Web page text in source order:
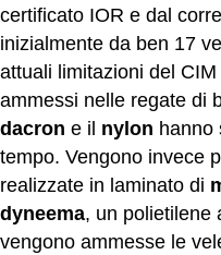
certificato IOR e dal
inizialmente da ben 17
attuali limitazioni del
ammessi nelle regate di
dacron e il nylon hanno
tempo. Vengono invece
realizzate in laminato di
dyneema, un polietilene
vengono ammesse le